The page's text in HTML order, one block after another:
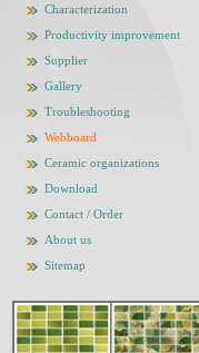
Characterization
Productivity improvement
Supplier
Gallery
Troubleshooting
Webboard
Ceramic organizations
Download
Contact / Order
About us
Sitemap